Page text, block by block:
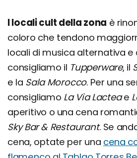
I locali cult della zona è
coloro che tendono
locali di musica alternativa e
consigliamo il Tupperware, il
e la Sala Morocco. Per una
consigliamo La Via Lacteae
aperitivo o una cena
Sky Bar & Restaurant. Se
cena, optate per una cena